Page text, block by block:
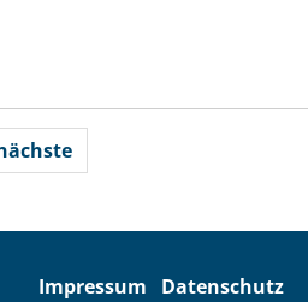
Impressum Datenschutz